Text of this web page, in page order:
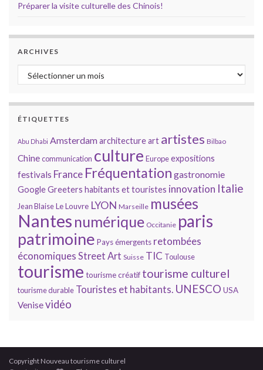
Préparer la visite culturelle des Chinois!
ARCHIVES
Archives
ÉTIQUETTES
Abu Dhabi Amsterdamarchitectureart artistes Bilbao
Chinecommunication culture Europeexpositions
festivals France Fréquentation gastronomie
GoogleGreeters habitants et touristes innovation Italie
Jean BlaiseLe Louvre LYON Marseille musées
Nantes numérique Occitanie paris
patrimoine Pays émergents retombées
économiques Street Art Suisse TIC Toulouse
tourisme tourisme créatif tourisme culturel
tourisme durable Touristes et habitants. UNESCO USA
Venisevidéo
Copyright Nouveau tourisme culturel